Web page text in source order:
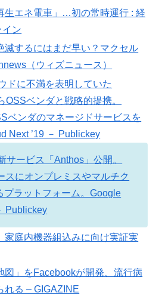
生エネ電車」…初の常時運行 : 経
イン
滅するにはまだ早い？マクセル
（ウィズニュース）
ドに不満を表明していた
OSSベンダと戦略的提携。
ベンダのマネージドサービスを
Next ’19 － Publickey
サービス「Anthos」公開。
スにオンプレミスやマルチク
プラットフォーム。Google
Publickey
家庭内機器組込みに向け実証実
図」をFacebookが開発、流行病
れる – GIGAZINE